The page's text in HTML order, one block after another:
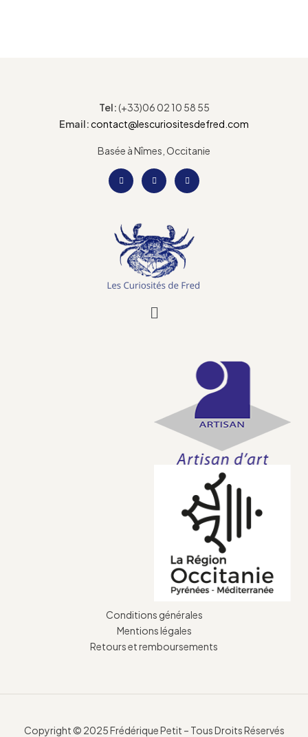
Tel:(+33)06 02 10 58 55
Email:contact@lescuriositesdefred.com
Basée à Nîmes, Occitanie
Conditions générales
Mentions légales
Retours et remboursements
Copyright © 2025 Frédérique Petit – Tous Droits Réservés